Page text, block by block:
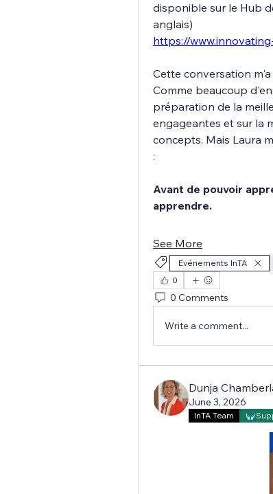
disponible sur le Hub
anglais)
https://
Cette conversation
Comme beaucoup
préparation de la
engageantes et sur la
concepts. Mais Laura
:
Avant de pouvoir
apprendre.
See More
Evénements InTA
0
0 Comments
Write a comment...
Dunja
June 3, 2026
InTA Team